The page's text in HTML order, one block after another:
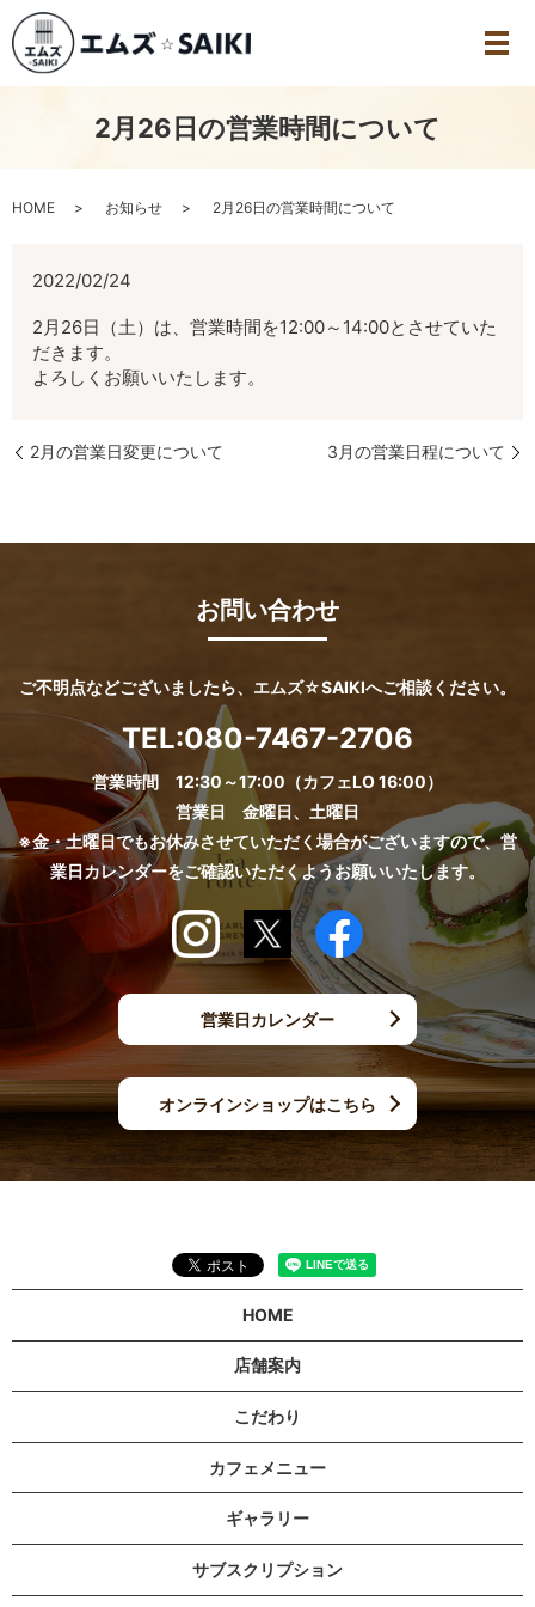
2月26日の営業時間について
HOME お知らせ 2月26日の営業時間について
2022/02/24
2月26日（土）は、営業時間を12:00～14:00とさせていた
だきます。
よろしくお願いいたします。
2月の営業日変更について 3月の営業日程について
お問い合わせ
ご不明点などございましたら、エムズ☆SAIKIへご相談ください。
TEL:080-7467-2706
営業時間 12:30～17:00（カフェLO 16:00）
営業日 金曜日、土曜日
※金・土曜日でもお休みさせていただく場合がございますので、営
業日カレンダーをご確認いただくようお願いいたします。
営業日カレンダー
オンラインショップはこちら
HOME
店舗案内
こだわり
カフェメニュー
ギャラリー
サブスクリプション